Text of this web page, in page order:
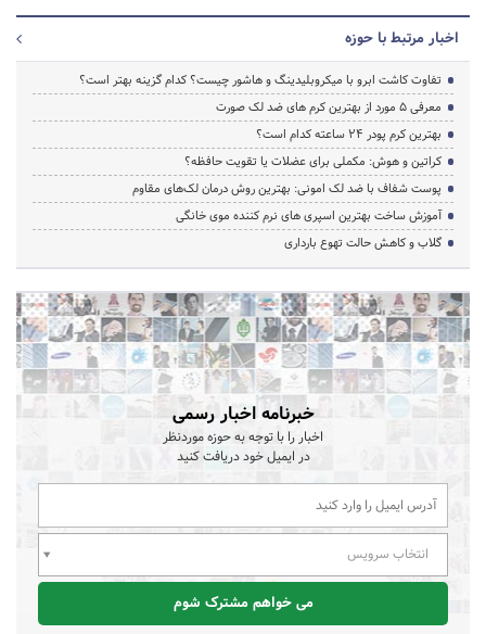
اخبار مرتبط با حوزه
تفاوت کاشت ابرو با میکروبلیدینگ و هاشور چیست؟ کدام گزینه بهتر است؟
معرفی 5 مورد از بهترین کرم های ضد لک صورت
بهترین کرم پودر 24 ساعته کدام است؟
کراتین و هوش: مکملی برای عضلات یا تقویت حافظه؟
پوست شفاف با ضد لک امونی: بهترین روش درمان لک‌های مقاوم
آموزش ساخت بهترین اسپری های نرم‌ کننده موی خانگی
گلاب و کاهش حالت تهوع بارداری
خبرنامه اخبار رسمی
اخبار را با توجه به حوزه موردنظر
در ایمیل خود دریافت کنید
انتخاب سرویس
می خواهم مشترک شوم